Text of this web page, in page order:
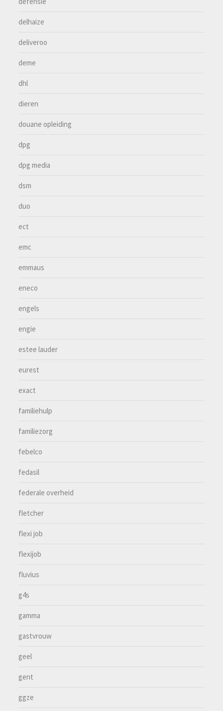
delhaize
deliveroo
deme
dhl
dieren
douane opleiding
dpg
dpg media
dsm
duo
ect
emc
emmaus
eneco
engels
engie
estee lauder
eurest
exact
familiehulp
familiezorg
febelco
fedasil
federale overheid
fletcher
flexi job
flexijob
fluvius
g4s
gamma
gastvrouw
geel
gent
ggze